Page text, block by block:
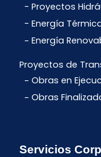
Proyectos
Energía
Energía
Proyectos de
Obras en
Obras
Servicios